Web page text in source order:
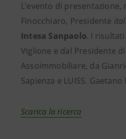
L’evento di
Finocchiaro, Presidente
Intesa Sanpaolo. I
Viglione e dal Presidente
Assoimmobiliare, da
Sapienza e LUISS.
Scarica la ricerca